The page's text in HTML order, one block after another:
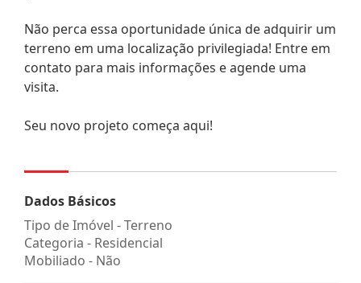
Não perca essa oportunidade única de adquirir um
terreno em uma localização privilegiada! Entre em
contato para mais informações e agende uma
visita.
Seu novo projeto começa aqui!
Dados Básicos
Tipo de Imóvel - Terreno
Categoria - Residencial
Mobiliado - Não